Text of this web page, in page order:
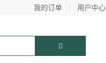
我的订单 用户中心